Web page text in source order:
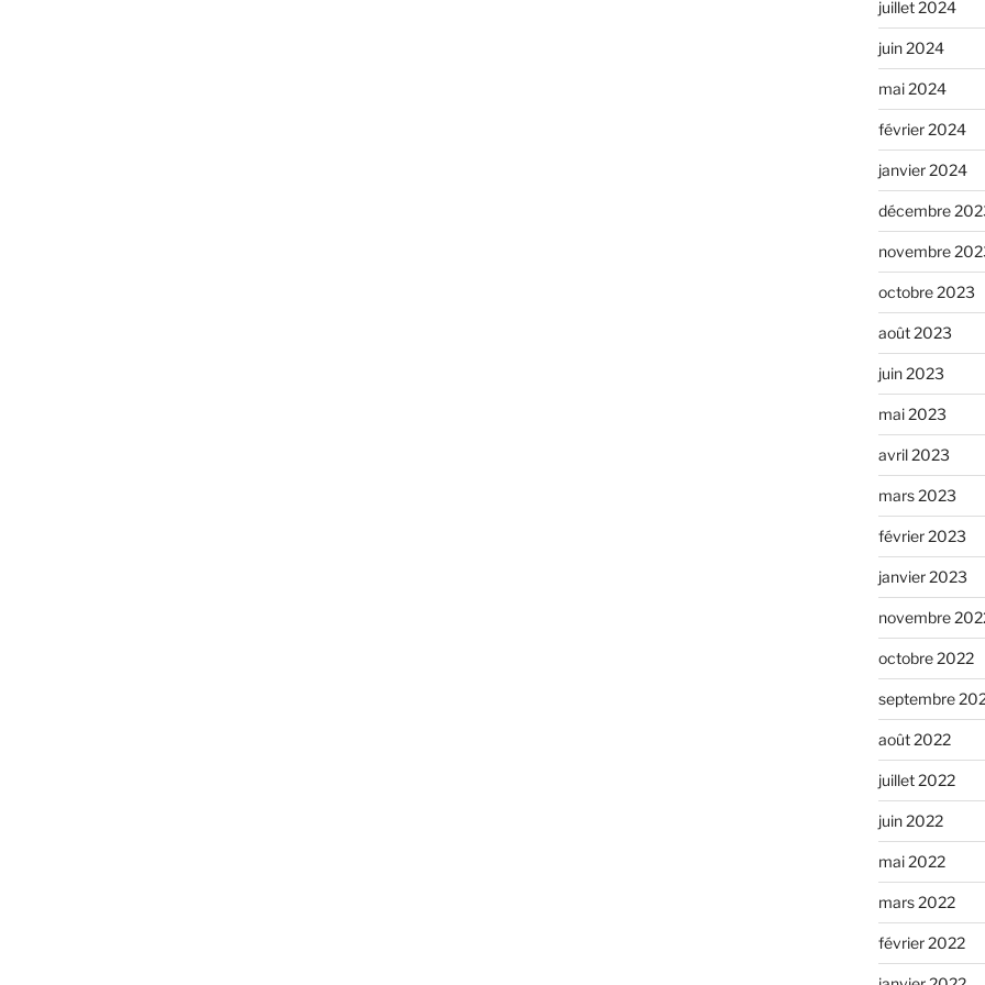
juillet 2024
juin 2024
mai 2024
février 2024
janvier 2024
décembre
novembre
octobre 2023
août 2023
juin 2023
mai 2023
avril 2023
mars 2023
février 2023
janvier 2023
novembre
octobre 2022
septembre
août 2022
juillet 2022
juin 2022
mai 2022
mars 2022
février 2022